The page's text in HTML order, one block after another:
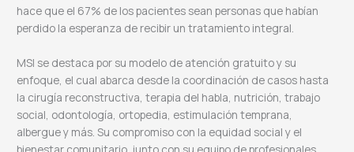
hace que el 67% de los pacientes sean personas que habían
perdido la esperanza de recibir un tratamiento integral.
MSI se destaca por su modelo de atención gratuito y su
enfoque, el cual abarca desde la coordinación de casos hasta
la cirugía reconstructiva, terapia del habla, nutrición, trabajo
social, odontología, ortopedia, estimulación temprana,
albergue y más. Su compromiso con la equidad social y el